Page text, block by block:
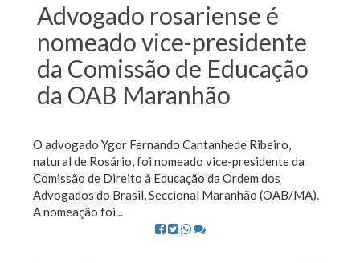
Advogado rosariense é
nomeado vice-presidente
da Comissão de Educação
da OAB Maranhão
O advogado Ygor Fernando Cantanhede Ribeiro,
natural de Rosário, foi nomeado vice-presidente da
Comissão de Direito à Educação da Ordem dos
Advogados do Brasil, Seccional Maranhão (OAB/MA).
A nomeação foi...